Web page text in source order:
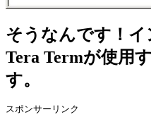
そうなんです！
Tera Termが使用
す。
スポンサーリンク